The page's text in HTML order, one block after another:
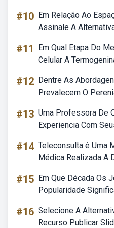
#10 Em Relação Ao
Assinale A
#11
Em Qual Etapa Do
Celular A
#12 Dentre As
Prevalecem O
#13 Uma Professora De
Experiencia Com
#14 Teleconsulta é Uma
Médica Realizada A
#15 Em Que Década Os
Popularidade
#16 Selecione A
Recurso Publicar